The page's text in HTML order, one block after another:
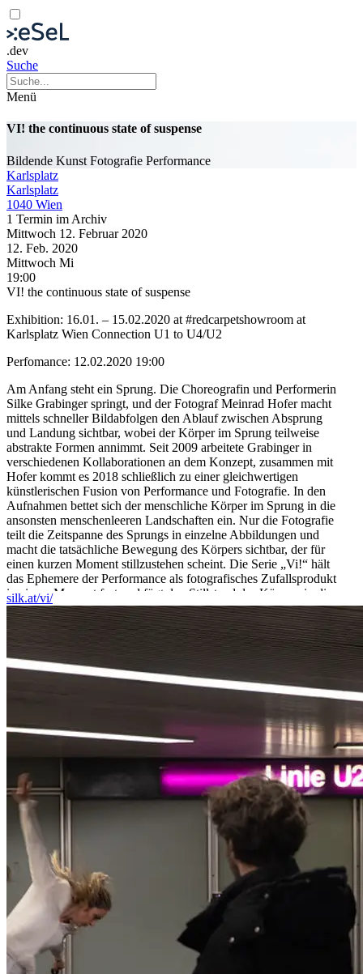
.dev
Suche
Menü
VI! the continuous state of suspense
Bildende Kunst Fotografie Performance
Karlsplatz
Karlsplatz
1040 Wien
1 Termin im Archiv
Mittwoch 12. Februar 2020
12. Feb. 2020
Mittwoch Mi
19:00
VI! the continuous state of suspense
Exhibition: 16.01. – 15.02.2020 at #redcarpetshowroom at
Karlsplatz Wien Connection U1 to U4/U2
Perfomance: 12.02.2020 19:00
Am Anfang steht ein Sprung. Die Choreografin und Performerin
Silke Grabinger springt, und der Fotograf Meinrad Hofer macht
mittels schneller Bildabfolgen den Ablauf zwischen Absprung
und Landung sichtbar, wobei der Körper im Sprung teilweise
abstrakte Formen annimmt. Seit 2009 arbeitete Grabinger in
verschiedenen Kollaborationen an dem Konzept, zusammen mit
Hofer kommt es 2018 schließlich zu einer gleichwertigen
künstlerischen Fusion von Performance und Fotografie. In den
Aufnahmen bettet sich der menschliche Körper im Sprung in die
ansonsten menschenleeren Landschaften ein. Nur die Fotografie
teilt die Zeitspanne des Sprungs in einzelne Abbildungen und
macht die tatsächliche Bewegung des Körpers sichtbar, der für
einen kurzen Moment stillzustehen scheint. Die Serie „Vi!“ hält
das Ephemere der Performance als fotografisches Zufallsprodukt
in einem Moment fest und fügt den Stillstand des Körpers in die
scheinbar zeitlose Leere der Landschaft ein.
Choreografin/Performerin: Silke Grabinger | Fotograf: Meinrad
Hofer
...Mehr lesen
silk.at/vi/